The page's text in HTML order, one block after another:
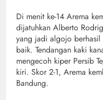
Di menit ke-14 Arema
dijatuhkan Alberto
yang jadi algojo berhasil
baik. Tendangan kaki
mengecoh kiper Persib
kiri. Skor 2-1, Arema
Bandung.